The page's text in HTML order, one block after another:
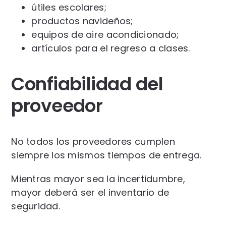
útiles escolares;
productos navideños;
equipos de aire acondicionado;
artículos para el regreso a clases.
Confiabilidad del
proveedor
No todos los proveedores cumplen
siempre los mismos tiempos de entrega.
Mientras mayor sea la incertidumbre,
mayor deberá ser el inventario de
seguridad.